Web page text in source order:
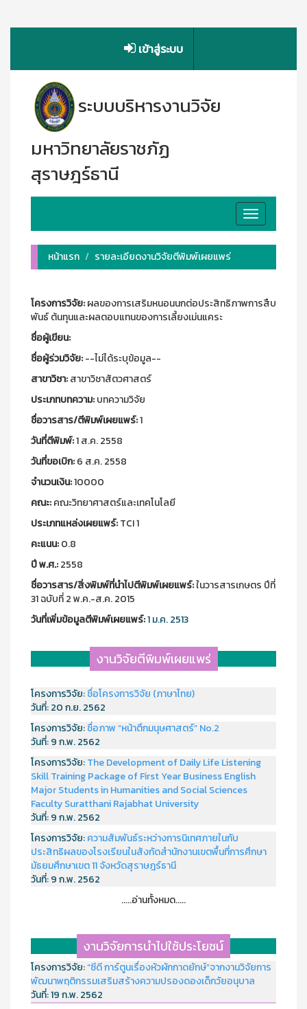
เข้าสู่ระบบ
ระบบบริหารงานวิจัย
มหาวิทยาลัยราชภัฏ
สุราษฎร์ธานี
Toggle
navigation
หน้าแรก
รายละเอียดงานวิจัยตีพิมพ์เผยแพร่
โครงการวิจัย:ผลของการเสริมหนอนนกต่อประสิทธิภาพการสืบ
พันธ์ ต้นทุนและผลตอบแทนของการเลี้ยงเม่นแคระ
ชื่อผู้เขียน:
ชื่อผู้ร่วมวิจัย:--ไม่ได้ระบุข้อมูล--
สาขาวิชา:สาขาวิชาสัตวศาสตร์
ประเภทบทความ:บทความวิจัย
ชื่อวารสาร/ตีพิมพ์เผยแพร์:1
วันที่ตีพิมพ์:1 ส.ค. 2558
วันที่ขอเบิก:6 ส.ค. 2558
จำนวนเงิน:10000
คณะ:คณะวิทยาศาสตร์และเทคโนโลยี
ประเภทแหล่งเผยแพร์:TCI 1
คะแนน:0.8
ปี พ.ศ.:2558
ชื่อวารสาร/สิ่งพิมพ์ที่นำไปตีพิมพ์เผยแพร์:ในวารสารเกษตร ปีที่
31 ฉบับที่ 2 พ.ค.-ส.ค. 2015
วันที่เพิ่มข้อมูลตีพิมพ์เผยแพร์:1 ม.ค. 2513
งานวิจัยตีพิมพ์เผยแพร่
โครงการวิจัย:ชื่อโครงการวิจัย (ภาษาไทย)
วันที่:20 ก.ย. 2562
โครงการวิจัย:ชื่อภาพ “หน้าตึกมนุษศาสตร์” No.2
วันที่:9 ก.พ. 2562
โครงการวิจัย:The Development of Daily Life Listening
Skill Training Package of First Year Business English
Major Students in Humanities and Social Sciences
Faculty Suratthani Rajabhat University
วันที่:9 ก.พ. 2562
โครงการวิจัย:ความสัมพันธ์ระหว่างการนิเทศภายในกับ
ประสิทธิผลของโรงเรียนในสังกัดสำนักงานเขตพื้นที่การศึกษา
มัธยมศึกษาเขต 11 จังหวัดสุราษฎร์ธานี
วันที่:9 ก.พ. 2562
.....อ่านทั้งหมด.....
งานวิจัยการนำไปใช้ประโยชน์
โครงการวิจัย:“ซีดี การ์ตูนเรื่องหัวผักกาดยักษ์”จากงานวิจัยการ
พัฒนาพฤติกรรมเสริมสร้างความปรองดองเด็กวัยอนุบาล
วันที่:19 ก.พ. 2562